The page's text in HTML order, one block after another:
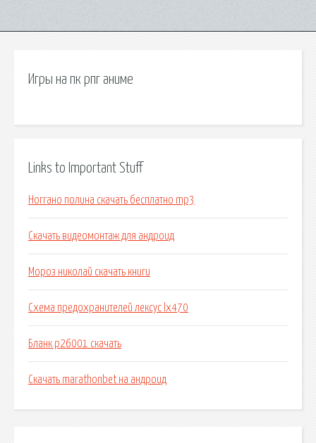
Игры на пк рпг аниме
Links to Important Stuff
Ноггано полина скачать бесплатно mp3
Скачать видеомонтаж для андроид
Мороз николай скачать книги
Схема предохранителей лексус lx470
Бланк р26001 скачать
Скачать marathonbet на андроид